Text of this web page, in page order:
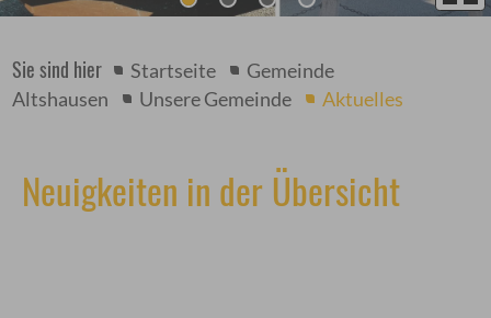
Sie sind hier Startseite
Gemeinde
Altshausen
Unsere Gemeinde Aktuelles
Neuigkeiten in der Übersicht